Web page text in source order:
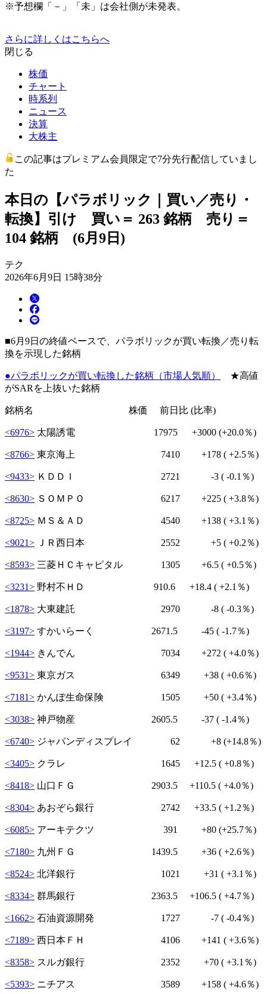
※予想欄「－」「未」は会社側が未発表。
さらに詳しくはこちらへ
閉じる
株価
チャート
時系列
ニュース
決算
大株主
この記事はプレミアム会員限定で7分先行配信していまし
た
本日の【パラボリック｜買い／売り・
転換】引け 買い＝ 263 銘柄 売り＝
104 銘柄 (6月9日)
テク
2026年6月9日 15時38分
■6月9日の終値ベースで、パラボリックが買い転換／売り転
換を示現した銘柄
●パラボリックが買い転換した銘柄（市場人気順）
★高値
がSARを上抜いた銘柄
銘柄名 株価 前日比 (比率)
<6976> 太陽誘電 17975 +3000 (+20.0％)
<8766> 東京海上 7410 +178 ( +2.5％)
<9433> ＫＤＤＩ 2721 -3 ( -0.1％)
<8630> ＳＯＭＰＯ 6217 +225 ( +3.8％)
<8725> ＭＳ＆ＡＤ 4540 +138 ( +3.1％)
<9021> ＪＲ西日本 2552 +5 ( +0.2％)
<8593> 三菱ＨＣキャピタル 1305 +6.5 ( +0.5％)
<3231> 野村不ＨＤ 910.6 +18.4 ( +2.1％)
<1878> 大東建託 2970 -8 ( -0.3％)
<3197> すかいらーく 2671.5 -45 ( -1.7％)
<1944> きんでん 7034 +272 ( +4.0％)
<9531> 東京ガス 6349 +38 ( +0.6％)
<7181> かんぽ生命保険 1505 +50 ( +3.4％)
<3038> 神戸物産 2605.5 -37 ( -1.4％)
<6740> ジャパンディスプレイ 62 +8 (+14.8％)
<3405> クラレ 1645 +12.5 ( +0.8％)
<8418> 山口ＦＧ 2903.5 +110.5 ( +4.0％)
<8304> あおぞら銀行 2742 +33.5 ( +1.2％)
<6085> アーキテクツ 391 +80 (+25.7％)
<7180> 九州ＦＧ 1439.5 +36 ( +2.6％)
<8524> 北洋銀行 1021 +31 ( +3.1％)
<8334> 群馬銀行 2363.5 +106.5 ( +4.7％)
<1662> 石油資源開発 1727 -7 ( -0.4％)
<7189> 西日本ＦＨ 4106 +141 ( +3.6％)
<8358> スルガ銀行 2352 +70 ( +3.1％)
<5393> ニチアス 3589 +158 ( +4.6％)